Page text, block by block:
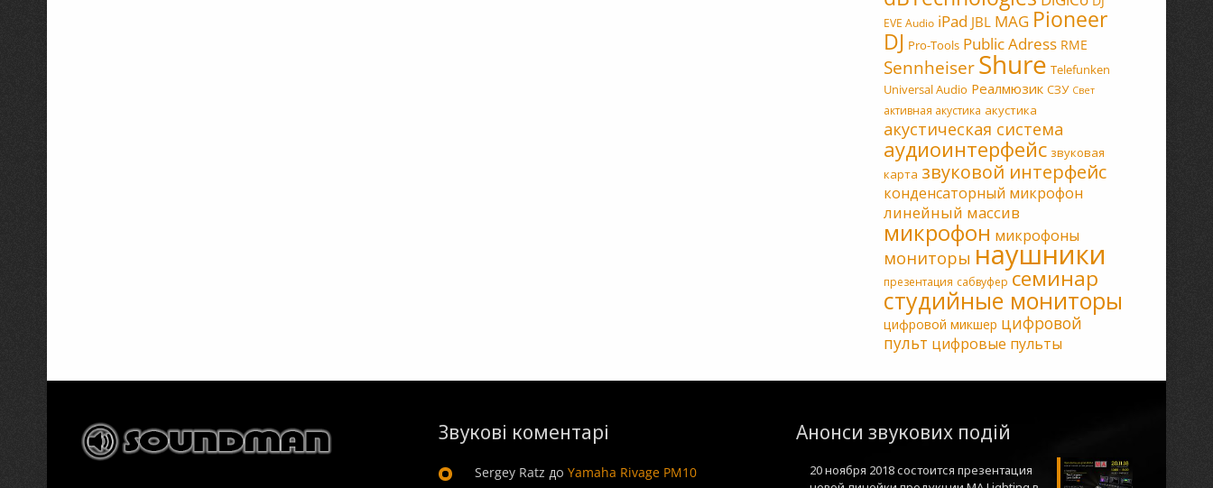
EVE Audio iPad JBL MAG Pioneer
DJ Pro-Tools Public Adress RME
Sennheiser Shure Telefunken
Universal Audio Реалмюзик СЗУ Свет
активная акустика акустика
акустическая система
аудиоинтерфейс звуковая
карта звуковой интерфейс
конденсаторный микрофон
линейный массив
микрофон микрофоны
мониторы наушники
презентация сабвуфер семинар
студийные мониторы
цифровой микшер цифровой
пульт цифровые пульты
Звукові коментарі
Sergey Ratz до Yamaha Rivage PM10
Анонси звукових подій
20 ноября 2018 состоится презентация